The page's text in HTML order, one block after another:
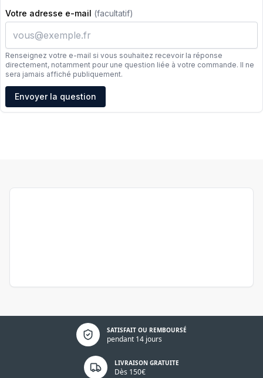
Votre adresse e-mail (facultatif)
Renseignez votre e-mail si vous souhaitez recevoir la réponse
directement, notamment pour une question liée à votre commande. Il ne
sera jamais affiché publiquement.
Adresse e-mail
Envoyer la question
SATISFAIT OU REMBOURSÉ
pendant 14 jours
Politique de confidentialité
LIVRAISON GRATUITE
Dès 150€